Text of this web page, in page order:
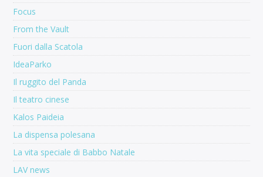
Focus
From the Vault
Fuori dalla Scatola
IdeaParko
Il ruggito del Panda
Il teatro cinese
Kalos Paideia
La dispensa polesana
La vita speciale di Babbo Natale
LAV news